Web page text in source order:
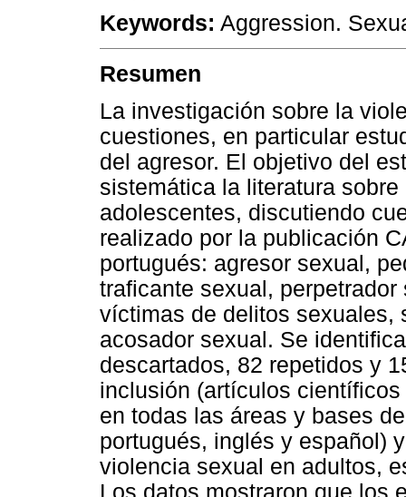
Keywords: Aggression.
Resumen
La investigación sobre la
cuestiones, en particular
del agresor. El objetivo del
sistemática la literatura
adolescentes, discutiendo
realizado por la publicación
portugués: agresor sexual,
traficante sexual,
víctimas de delitos sexuales,
acosador sexual. Se
descartados, 82 repetidos y
inclusión (artículos
en todas las áreas y bases
portugués, inglés y español)
violencia sexual en adultos,
Los datos mostraron que los